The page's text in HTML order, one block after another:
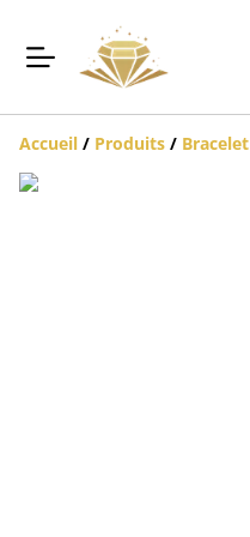
Accueil / Produits /